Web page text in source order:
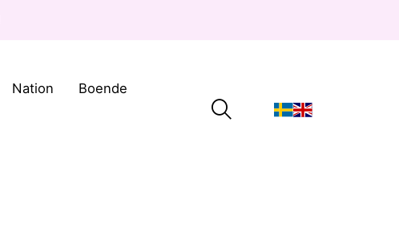
Nation Boende